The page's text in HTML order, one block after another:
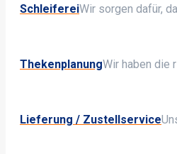
SchleifereiWir sorgen dafür,
ThekenplanungWir haben die
Lieferung / Zustellservice